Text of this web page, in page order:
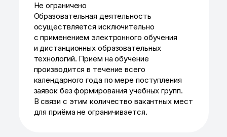
Не ограничено
Образовательная деятельность
осуществляется исключительно
с применением электронного обучения
и дистанционных образовательных
технологий. Приём на обучение
производится в течение всего
календарного года по мере поступления
заявок без формирования учебных групп.
В связи с этим количество вакантных мест
для приёма не ограничивается.